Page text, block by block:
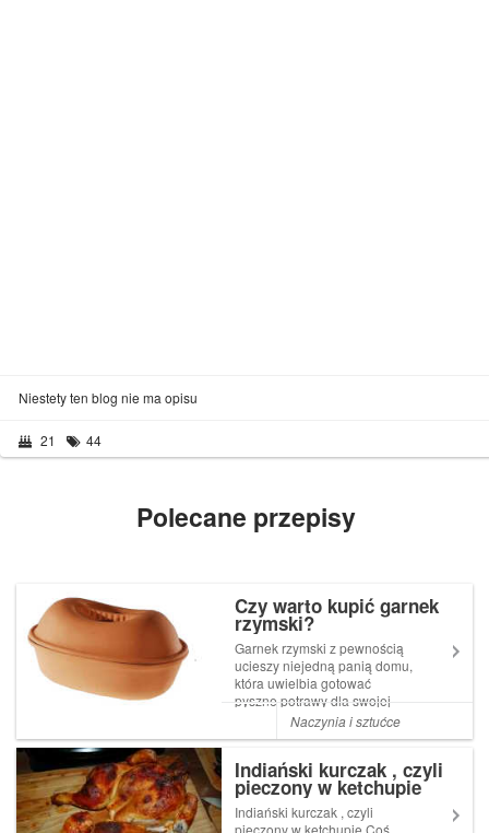
Niestety ten blog nie ma opisu
21 44
Polecane przepisy
Czy warto kupić garnek
rzymski?
Garnek rzymski z pewnością
ucieszy niejedną panią domu,
która uwielbia gotować
pyszne potrawy dla swojej
rodziny, jednocześnie dbając
by dieta była lekka i uboga w
bowiem na przygotowanie
potraw z minimalną ilością
tłuszczu....
Naczynia i sztućce
Indiański kurczak , czyli
pieczony w ketchupie
Indiański kurczak , czyli
pieczony w ketchupie Coś